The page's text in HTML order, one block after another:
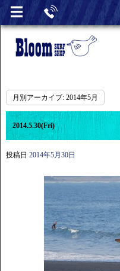
月別アーカイブ: 2014年5月
2014.5.30(Fri)
投稿日 2014年5月30日